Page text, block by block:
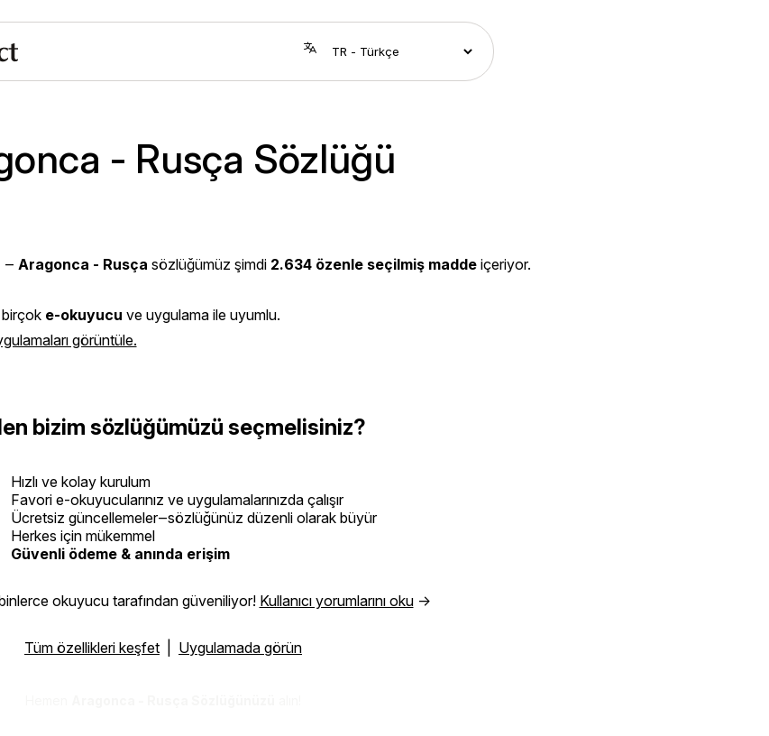
- Rusça Sözlüğü
‒ Aragonca - Rusça sözlüğümüz şimdi 2.634 özenle seçilmiş maddeiçeriyor.
e-okuyucu ve uygulama ile uyumlu.
görüntüle.
bizim sözlüğümüzü seçmelisiniz?
Hızlı ve kolay kurulum
Favori e-okuyucularınız ve uygulamalarınızda çalışır
Ücretsiz güncellemeler‒sözlüğünüz düzenli olarak büyür
Herkes için mükemmel
Güvenli ödeme & anında erişim
okuyucu tarafından güveniliyor! Kullanıcı yorumlarını oku→
Tüm özellikleri keşfet Uygulamada görün